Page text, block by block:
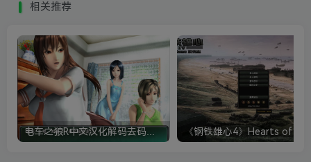
相关推荐
电车之狼R中文汉化解码去码硬盘完整破解版+MOD特典+全CG存档+攻略|修复卡顿